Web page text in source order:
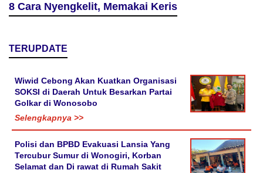
8 Cara Nyengkelit, Memakai Keris
TERUPDATE
Wiwid Cebong Akan Kuatkan Organisasi
SOKSI di Daerah Untuk Besarkan Partai
Golkar di Wonosobo
Selengkapnya >>
Polisi dan BPBD Evakuasi Lansia Yang
Tercubur Sumur di Wonogiri, Korban
Selamat dan Di rawat di Rumah Sakit